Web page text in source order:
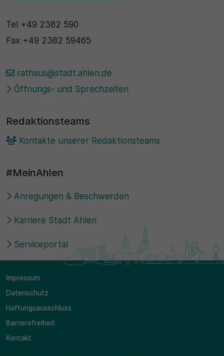
Tel +49 2382 590
Fax +49 2382 59465
rathaus@stadt.ahlen.de
Öffnungs- und Sprechzeiten
Redaktionsteams
Kontakte unserer Redaktionsteams
#MeinAhlen
Anregungen & Beschwerden
Karriere Stadt Ahlen
Serviceportal
Impressum
Datenschutz
Haftungsausschluss
Barrierefreiheit
Kontakt